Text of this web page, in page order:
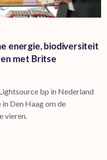
energie, biodiversiteit
met Britse
bp in Nederland
Den Haag om de
vieren.